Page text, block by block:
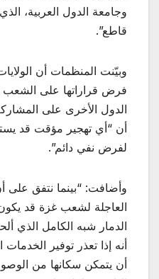
وجامعة الدول العربية،
قاطع”.
وبيّنت المنظمات أن
فرض قراراتها على الشعب
الدول الأخرى على
أن “أي تهجير مؤقت قد
لفرض نفي دائم”.
وأضافت: “بينما نتفق على
العاجلة لشعب غزة قد
الدمار شبه الكامل الذي
أنه إذا تعذر توفير
أن يتمكن سكانها من